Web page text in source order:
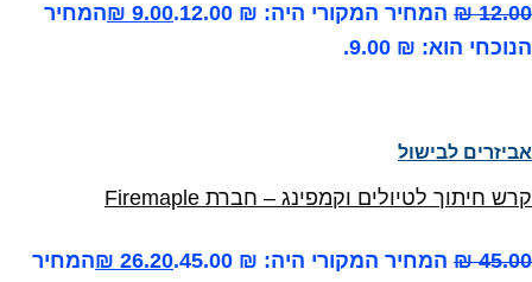
₪12.00 המחיר המקורי היה: ₪ 12.00. ₪ 9.00
המחיר
הנוכחי הוא: ₪ 9.00.
אביזרים לבישול
קרש חיתוך לטיולים וקמפינג – חברת Firemaple
₪45.00 המחיר המקורי היה: ₪ 45.00. ₪ 26.20
המחיר